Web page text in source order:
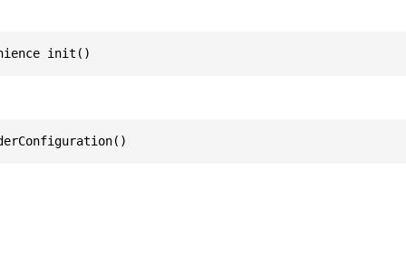
init()